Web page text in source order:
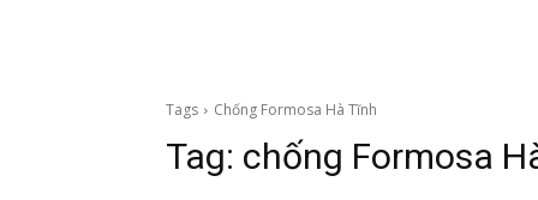
Tags Chống Formosa Hà Tĩnh
Tag: chống Formosa